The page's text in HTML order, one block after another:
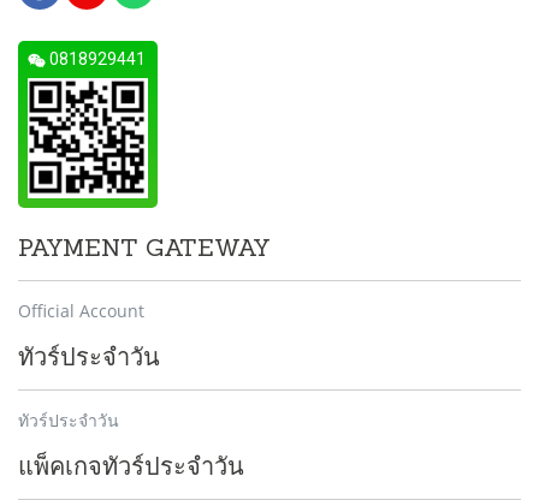
0818929441
PAYMENT GATEWAY
Official Account
ทัวร์ประจำวัน
ทัวร์ประจำวัน
แพ็คเกจทัวร์ประจำวัน